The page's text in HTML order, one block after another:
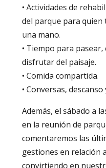
• Actividades de
del parque para quien
una mano.
• Tiempo para
disfrutar del paisaje.
• Comida compartida.
• Conversas,
Además, el sábado a
en la reunión de
comentaremos las
gestiones en relación
convirtiendo en